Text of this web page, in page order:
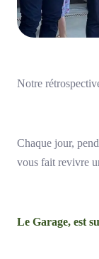
Notre
Chaque jour,
vous fait revivre
Le Garage, est